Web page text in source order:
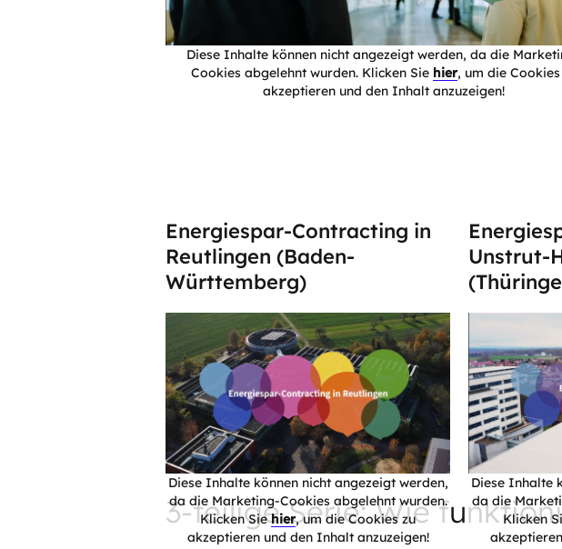
Diese Inhalte können nicht angezeigt werden, da die
Cookies abgelehnt wurden. Klicken Sie hier, um die Cookies
akzeptieren und den Inhalt anzuzeigen!
Energiespar-Contracting in
Reutlingen (Baden-
Württemberg)
Diese Inhalte können nicht angezeigt werden,
da die Marketing-Cookies abgelehnt wurden.
Klicken Siehier, um die Cookies zu
akzeptieren und den Inhalt anzuzeigen!
Unstrut-
Diese Inhalte
da die
Klicken
3-teilige Serie: Wie